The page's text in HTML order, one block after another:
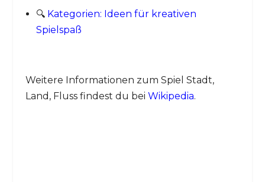
🔍 Kategorien: Ideen für kreativen
Spielspaß
Weitere Informationen zum Spiel Stadt,
Land, Fluss findest du bei Wikipedia.